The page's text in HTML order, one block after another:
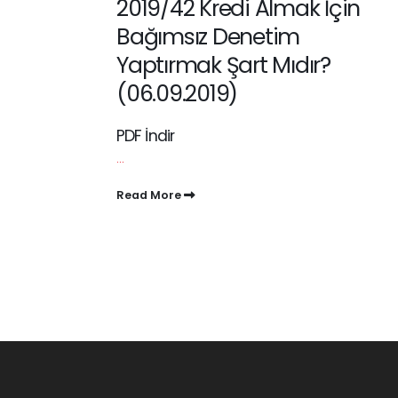
2019/42 Kredi Almak İçin
Bağımsız Denetim
Yaptırmak Şart Mıdır?
(06.09.2019)
PDF İndir
...
Read More